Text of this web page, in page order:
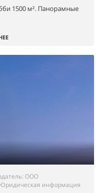
1500 м². Панорамные
ООО
Юридическая информация